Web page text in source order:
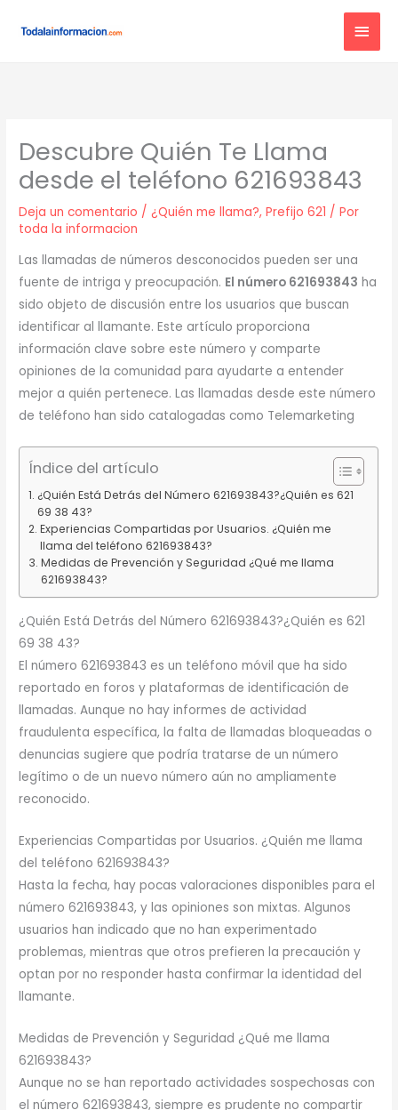
Descubre Quién Te Llama
desde el teléfono 621693843
Deja un comentario /¿Quién me llama?,Prefijo 621 / Por
toda la informacion
Las llamadas de números desconocidos pueden ser una
fuente de intriga y preocupación. El número 621693843 ha
sido objeto de discusión entre los usuarios que buscan
identificar al llamante. Este artículo proporciona
información clave sobre este número y comparte
opiniones de la comunidad para ayudarte a entender
mejor a quién pertenece. Las llamadas desde este número
de teléfono han sido catalogadas como Telemarketing
Índice del artículo
¿Quién Está Detrás del Número 621693843?¿Quién es 621
69 38 43?
Experiencias Compartidas por Usuarios. ¿Quién me
llama del teléfono 621693843?
Medidas de Prevención y Seguridad ¿Qué me llama
621693843?
¿Quién Está Detrás del Número 621693843?¿Quién es 621
69 38 43?
El número 621693843 es un teléfono móvil que ha sido
reportado en foros y plataformas de identificación de
llamadas. Aunque no hay informes de actividad
fraudulenta específica, la falta de llamadas bloqueadas o
denuncias sugiere que podría tratarse de un número
legítimo o de un nuevo número aún no ampliamente
reconocido.
Experiencias Compartidas por Usuarios. ¿Quién me llama
del teléfono 621693843?
Hasta la fecha, hay pocas valoraciones disponibles para el
número 621693843, y las opiniones son mixtas. Algunos
usuarios han indicado que no han experimentado
problemas, mientras que otros prefieren la precaución y
optan por no responder hasta confirmar la identidad del
llamante.
Medidas de Prevención y Seguridad ¿Qué me llama
621693843?
Aunque no se han reportado actividades sospechosas con
el número 621693843, siempre es prudente no compartir